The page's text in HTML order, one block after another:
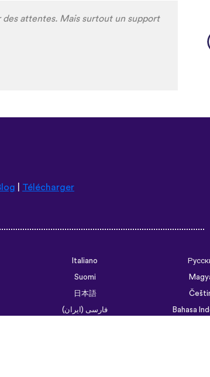
on y apprendre meme le
Suomi
日本語
فارسی (ایران)
Bahasa
Українська
الحديثة